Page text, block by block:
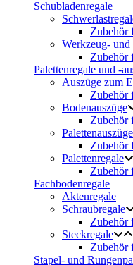
Schubladenregale
Zubehör
Werkzeug-
Zubehör
Palettenregale und -
Auszüge zum
Zubehör
Bodenauszüge
Zubehör
Zubehör
Palettenregale
Zubehör
Fachbodenregale
Aktenregale
Schraubregale
Zubehör
Steckregale
Zubehör
Stapel- und